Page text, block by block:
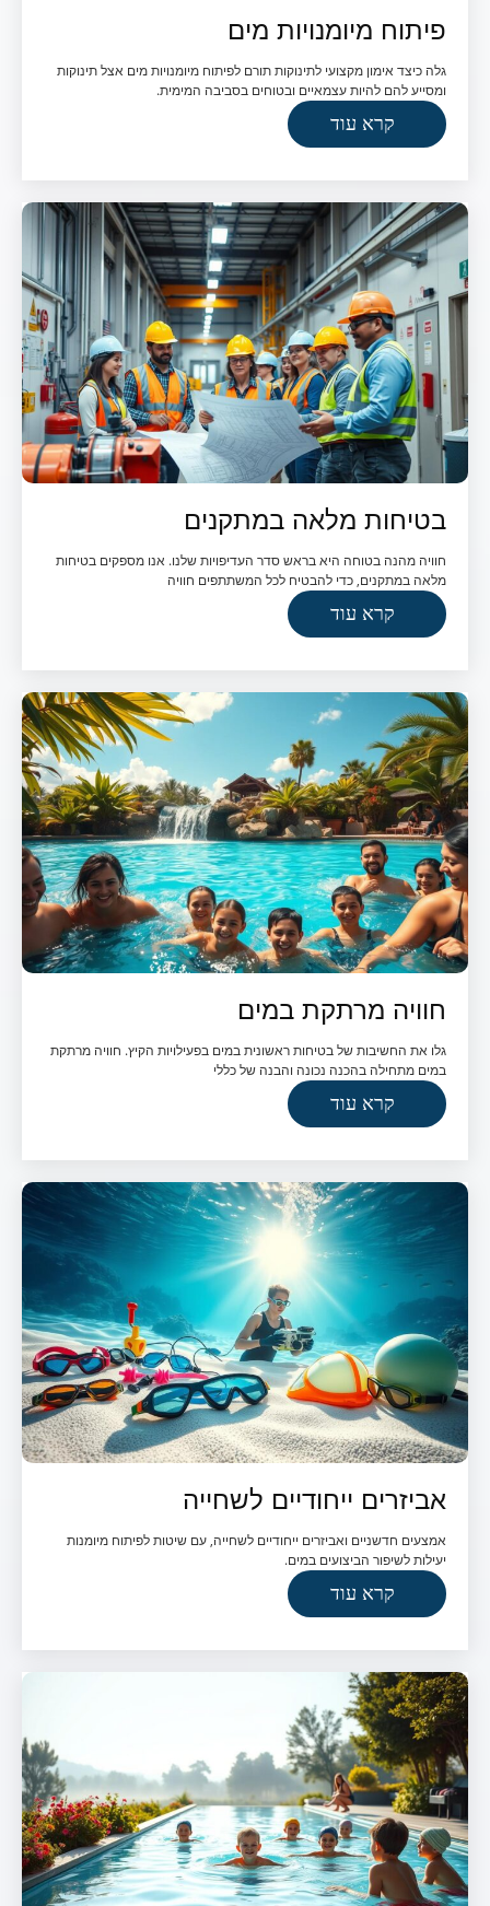
פיתוח מיומנויות מים
גלה כיצד אימון מקצועי לתינוקות תורם לפיתוח מיומנויות מים אצל תינוקות
ומסייע להם להיות עצמאיים ובטוחים בסביבה המימית.
קרא עוד
בטיחות מלאה במתקנים
חוויה מהנה בטוחה היא בראש סדר העדיפויות שלנו. אנו מספקים בטיחות
מלאה במתקנים, כדי להבטיח לכל המשתתפים חוויה
קרא עוד
חוויה מרתקת במים
גלו את החשיבות של בטיחות ראשונית במים בפעילויות הקיץ. חוויה מרתקת
במים מתחילה בהכנה נכונה והבנה של כללי
קרא עוד
אביזרים ייחודיים לשחייה
אמצעים חדשניים ואביזרים ייחודיים לשחייה, עם שיטות לפיתוח מיומנות
יעילות לשיפור הביצועים במים.
קרא עוד